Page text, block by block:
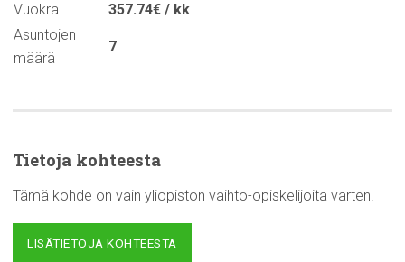
Vuokra
357.74€ / kk
Asuntojen
määrä
7
Tietoja kohteesta
Tämä kohde on vain yliopiston vaihto-opiskelijoita varten.
LISÄTIETOJA KOHTEESTA